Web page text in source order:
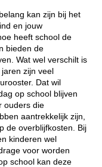
kan zijn bij het
en jouw
heeft school de
bieden de
Wat wel verschilt is
zijn veel
Dat wil
op school blijven
ouders die
aantrekkelijk zijn,
de overblijfkosten. Bij
kinderen wel
voor worden
school kan deze